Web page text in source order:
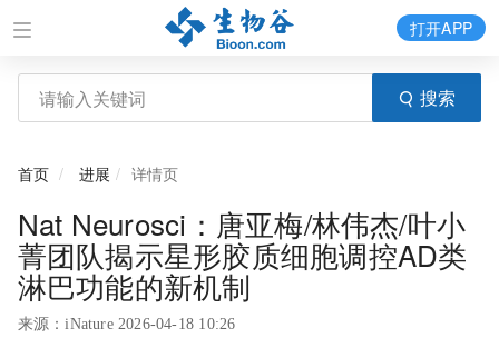
搜索
打开APP
首页 进展 详情页
Nat Neurosci：唐亚梅/林伟杰/叶小
菁团队揭示星形胶质细胞调控AD类
淋巴功能的新机制
来源：iNature 2026-04-18 10:26